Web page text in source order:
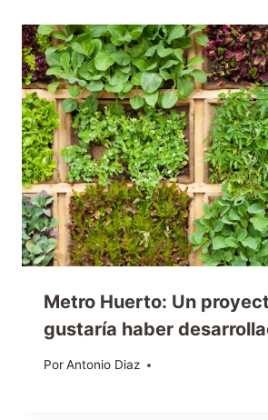
Metro Huerto: Un
gustaría haber
PorAntonio Diaz
10/03/2015